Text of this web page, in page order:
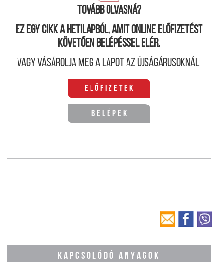
Tovább olvasná?
Ez egy cikk a hetilapból, amit online előfizetést
követően belépéssel elér.
Vagy vásárolja meg a lapot az újságárusoknál.
Előfizetek
Belépek
KAPCSOLÓDÓ ANYAGOK